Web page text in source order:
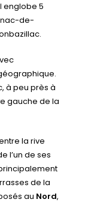
englobe 5
de-
à peu près à
gauche de la
la rive
l’un de ses
de la
au Nord,